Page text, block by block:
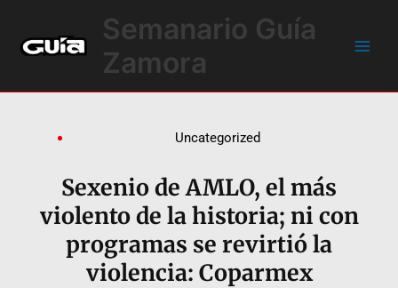
contenido
Semanario Guía
Zamora
Uncategorized
Sexenio de AMLO, el más
violento de la historia; ni con
programas se revirtió la
violencia: Coparmex